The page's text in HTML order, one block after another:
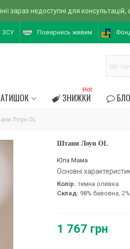
зараз недоступні для консультацій,
ЗСУ Повернись живим
ЗНИЖКИ
Hot
Лоун OL
Штани Лоун OL
Юла Мама
Основні
Колір: темна оливка.
Склад: 98% бавовна,
1 767 грн